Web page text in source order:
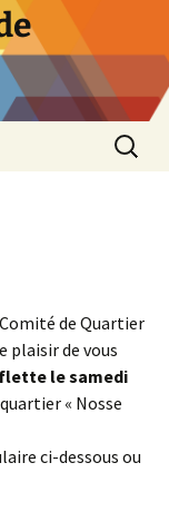
de Quartier
plaisir de vous
le samedi
« Nosse
ci-dessous ou